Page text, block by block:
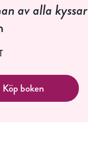
av alla kyssar
Köp boken